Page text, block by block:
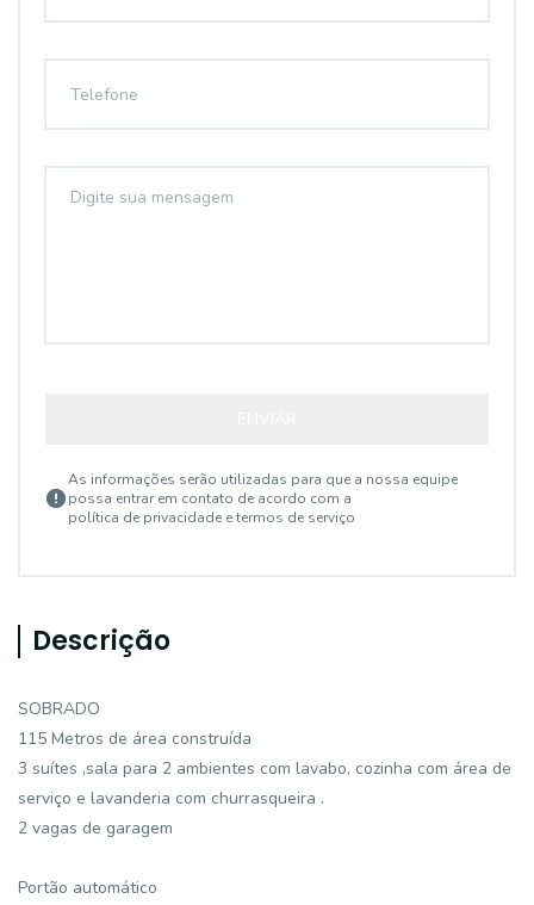
As informações serão utilizadas para que a nossa equipe
possa entrar em contato de acordo com a
política de privacidade e termos de serviço
Descrição
SOBRADO
115 Metros de área construída
3 suítes ,sala para 2 ambientes com lavabo, cozinha com área de
serviço e lavanderia com churrasqueira .
2 vagas de garagem
Portão automático